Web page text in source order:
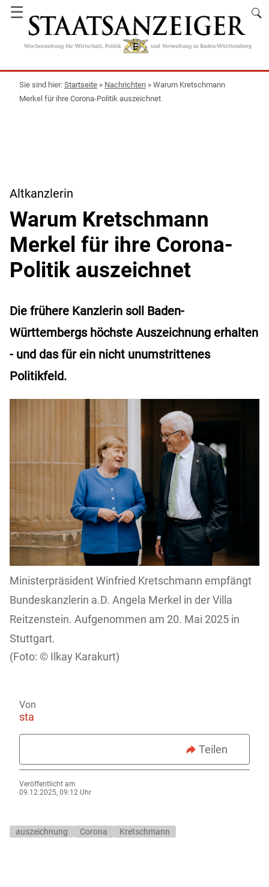
☰
Startseite » Nachrichten » Warum Kretschmann
Merkel für ihre Corona-Politik auszeichnet
Altkanzlerin
Warum Kretschmann
Merkel für ihre Corona-
Politik auszeichnet
Die frühere Kanzlerin soll Baden-
Württembergs höchste Auszeichnung erhalten
- und das für ein nicht unumstrittenes
Politikfeld.
Ministerpräsident Winfried Kretschmann empfängt
Bundeskanzlerin a.D. Angela Merkel in der Villa
Reitzenstein. Aufgenommen am 20. Mai 2025 in
Stuttgart.
Ilkay Karakurt)
Von
sta
Teilen
Veröffentlicht am
09.12.2025, 09:12 Uhr
auszeichnung Corona Kretschmann